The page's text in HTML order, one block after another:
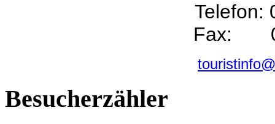
Telefon:
Fax:
Besucherzähler